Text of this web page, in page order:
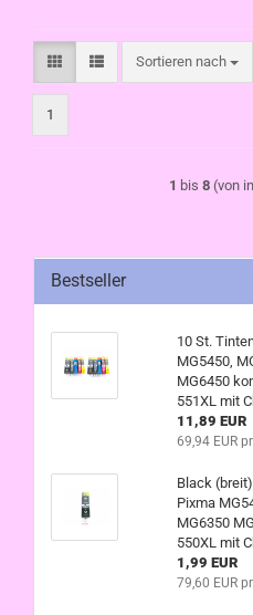
Sortieren nach
Sortieren nach
1
1 bis 8 (von
Bestseller
10 St.
MG5450,
MG6450
551XL mit
11,89 EUR
69,94 EUR
Black
Pixma
MG6350
550XL mit
1,99 EUR
79,60 EUR